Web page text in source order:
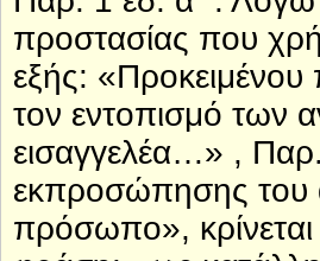
προστασίας που
εξής:
τον εντοπισμό των
εισαγγελέα…» ,
εκπροσώπησης του
πρόσωπο»,